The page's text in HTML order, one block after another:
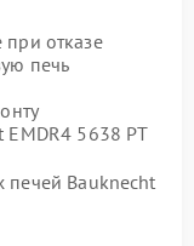
отказе
печь
5638 PT
Bauknecht